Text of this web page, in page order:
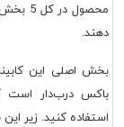
دهند.
استفاده کنید. زیر